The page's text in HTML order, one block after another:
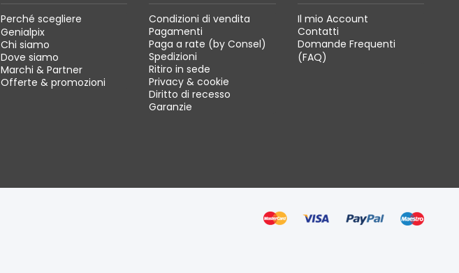
Perché scegliere
Genialpix
Chi siamo
Dove siamo
Marchi & Partner
Offerte & promozioni
Condizioni di vendita
Pagamenti
Paga a rate (by Consel)
Spedizioni
Ritiro in sede
Privacy & cookie
Diritto di recesso
Garanzie
Il mio Account
Contatti
Domande Frequenti
(FAQ)